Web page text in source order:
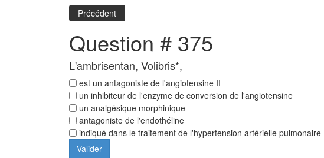
Précédent
Question # 375
L'ambrisentan, Volibris*,
est un antagoniste de l'angiotensine II
un inhibiteur de l'enzyme de conversion de l'angiotensine
un analgésique morphinique
antagoniste de l'endothéline
indiqué dans le traitement de l'hypertension artérielle pulmonaire